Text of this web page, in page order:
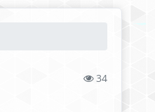
34